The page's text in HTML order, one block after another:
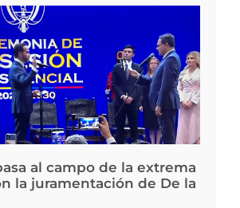
al campo de la extrema
la juramentación de De la